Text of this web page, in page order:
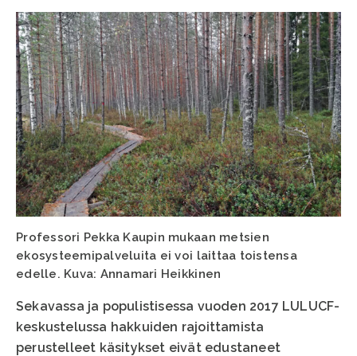
Professori Pekka Kaupin mukaan metsien
ekosysteemipalveluita ei voi laittaa toistensa
edelle. Kuva: Annamari Heikkinen
Sekavassa ja populistisessa vuoden 2017 LULUCF-
keskustelussa hakkuiden rajoittamista
perustelleet käsitykset eivät edustaneet